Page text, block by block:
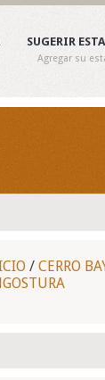
SUGERIR
Agregar su
/ CERRO